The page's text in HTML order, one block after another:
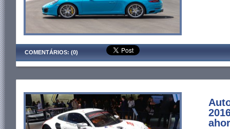
COMENTÁRIOS: (0)